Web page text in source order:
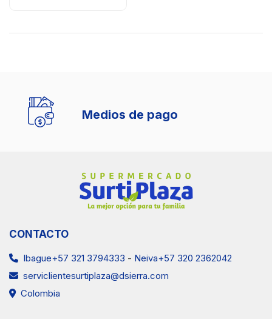
Medios de pago
CONTACTO
Ibague+57 321 3794333 - Neiva+57 320 2362042
serviclientesurtiplaza@dsierra.com
Colombia